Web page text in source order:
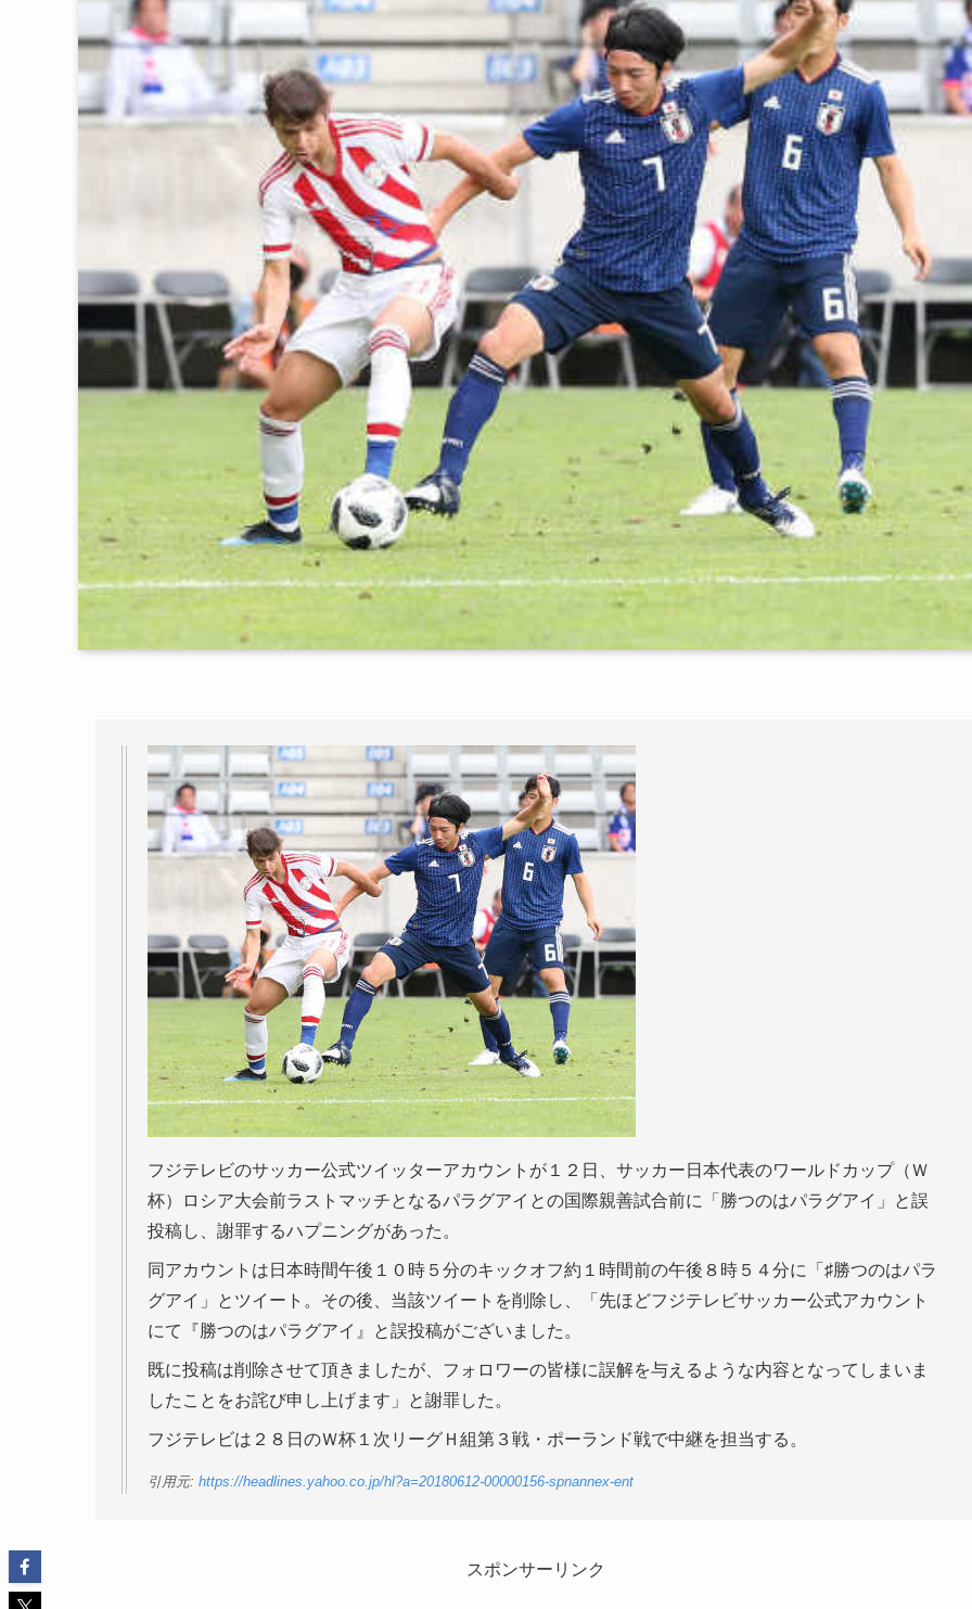
フジテレビのサッカー公式ツイッターアカウントが１２日、サッカー日本代表のワールドカップ（Ｗ
杯）ロシア大会前ラストマッチとなるパラグアイとの国際親善試合前に「勝つのはパラグアイ」と誤
投稿し、謝罪するハプニングがあった。
同アカウントは日本時間午後１０時５分のキックオフ約１時間前の午後８時５４分に「♯勝つのはパラ
グアイ」とツイート。その後、当該ツイートを削除し、「先ほどフジテレビサッカー公式アカウント
にて『勝つのはパラグアイ』と誤投稿がございました。
既に投稿は削除させて頂きましたが、フォロワーの皆様に誤解を与えるような内容となってしまいま
したことをお詫び申し上げます」と謝罪した。
フジテレビは２８日のＷ杯１次リーグＨ組第３戦・ポーランド戦で中継を担当する。
引用元: https://headlines.yahoo.co.jp/hl?a=20180612-00000156-spnannex-ent
スポンサーリンク